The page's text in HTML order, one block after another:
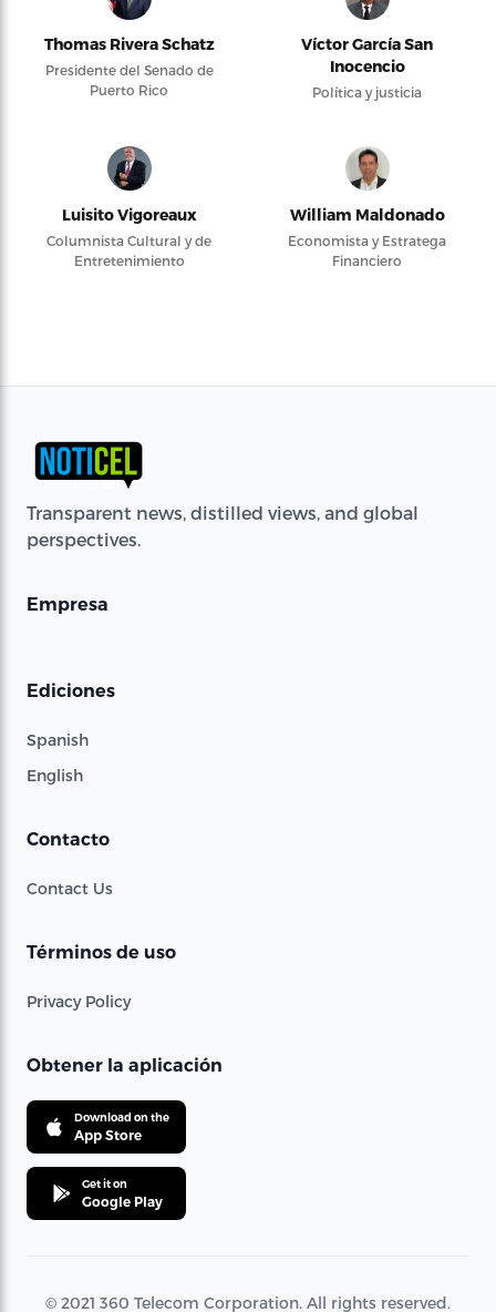
Thomas Rivera Schatz
Presidente del Senado de
Puerto Rico
Víctor García San
Inocencio
Política y justicia
Luisito Vigoreaux
Columnista Cultural y de
Entretenimiento
William Maldonado
Economista y Estratega
Financiero
Transparent news, distilled views, and global
perspectives.
Empresa
Ediciones
Spanish
English
Contacto
Contact Us
Términos de uso
Privacy Policy
Obtener la aplicación
Download on the
App Store
Get it on
Google Play
© 2021 360 Telecom Corporation. All rights reserved.